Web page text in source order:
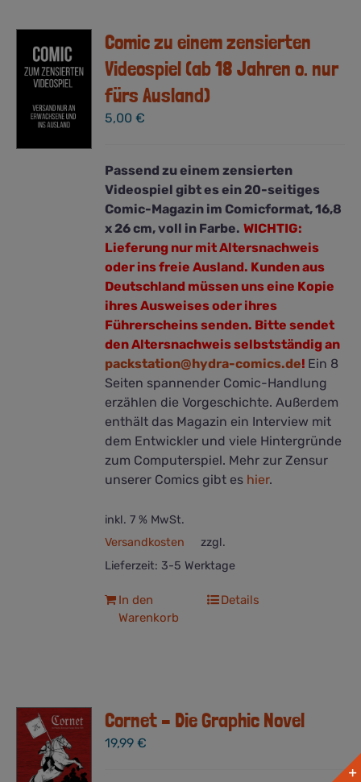
Comic zu einem zensierten
Videospiel (ab 18 Jahren o. nur
fürs Ausland)
5,00€
Passend zu einem zensierten
Videospiel gibt es ein 20-seitiges
Comic-Magazin im Comicformat, 16,8
x 26 cm, voll in Farbe. WICHTIG:
Lieferung nur mit Altersnachweis
oder ins freie Ausland. Kunden aus
Deutschland müssen uns eine Kopie
ihres Ausweises oder ihres
Führerscheins senden. Bitte sendet
denAltersnachweisselbstständig an
packstation@hydra-comics.de! Ein 8
Seiten spannender Comic-Handlung
erzählen die Vorgeschichte. Außerdem
enthält das Magazin ein Interview mit
dem Entwickler und viele Hintergründe
zum Computerspiel. Mehr zur Zensur
unserer Comics gibt es hier.
inkl. 7 % MwSt.
zzgl.
Versandkosten
Lieferzeit: 3-5 Werktage
In den
Warenkorb
Details
Cornet – Die Graphic Novel
19,99€